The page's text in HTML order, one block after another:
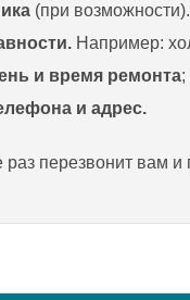
(при
Например:
и время ремонта;
и адрес.
перезвонит вам и